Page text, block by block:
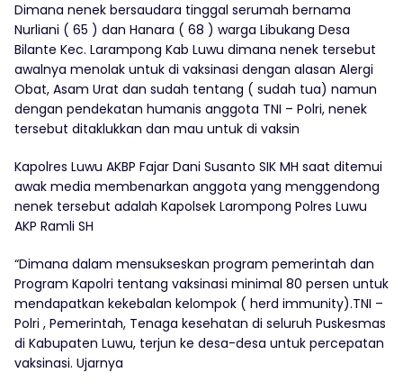
Dimana nenek bersaudara tinggal serumah bernama
Nurliani ( 65 ) dan Hanara ( 68 ) warga Libukang Desa
Bilante Kec. Larampong Kab Luwu dimana nenek tersebut
awalnya menolak untuk di vaksinasi dengan alasan Alergi
Obat, Asam Urat dan sudah tentang ( sudah tua) namun
dengan pendekatan humanis anggota TNI – Polri, nenek
tersebut ditaklukkan dan mau untuk di vaksin
Kapolres Luwu AKBP Fajar Dani Susanto SIK MH saat ditemui
awak media membenarkan anggota yang menggendong
nenek tersebut adalah Kapolsek Larompong Polres Luwu
AKP Ramli SH
“Dimana dalam mensukseskan program pemerintah dan
Program Kapolri tentang vaksinasi minimal 80 persen untuk
mendapatkan kekebalan kelompok ( herd immunity).TNI –
Polri , Pemerintah, Tenaga kesehatan di seluruh Puskesmas
di Kabupaten Luwu, terjun ke desa-desa untuk percepatan
vaksinasi. Ujarnya